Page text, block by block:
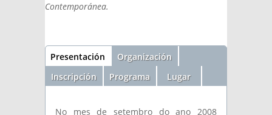
Contemporánea.
Sección
Presentación (solapa
activa)
Organización
Inscripción
Programa Lugar
No mes de setembro do ano 2008